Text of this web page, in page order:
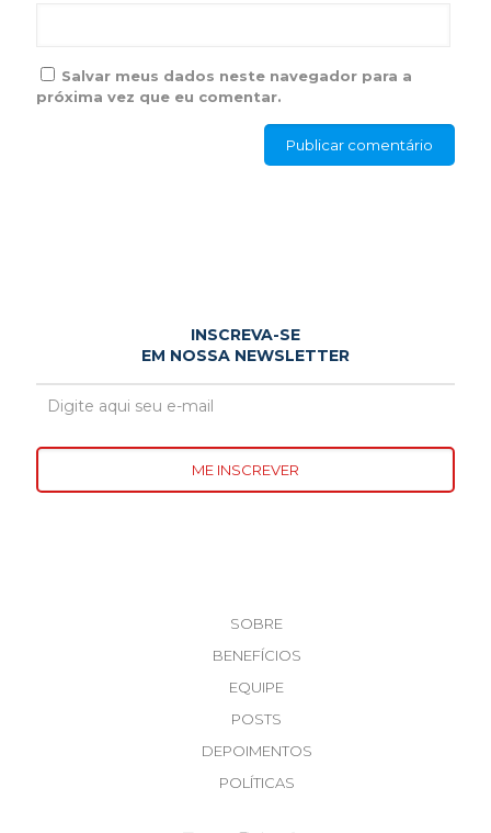
Salvar meus dados neste navegador para a
próxima vez que eu comentar.
INSCREVA-SE
EM NOSSA NEWSLETTER
SOBRE
BENEFÍCIOS
EQUIPE
POSTS
DEPOIMENTOS
POLÍTICAS